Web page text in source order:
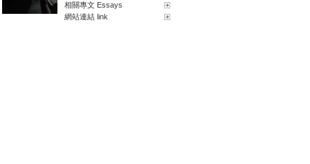
相關專文 Essays
網站連結 link